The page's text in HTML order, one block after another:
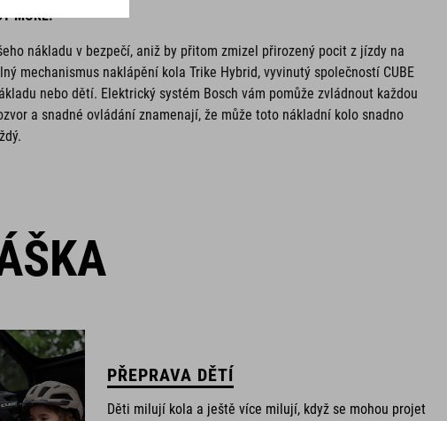
MORE.
nákladu v bezpečí, aniž by přitom zmizel přirozený pocit z jízdy na
mechanismus naklápění kola Trike Hybrid, vyvinutý společností CUBE
nebo dětí. Elektrický systém Bosch vám pomůže zvládnout každou
a snadné ovládání znamenají, že může toto nákladní kolo snadno
PŘEPRAVA DĚTÍ
Děti milují kola a ještě více milují, když se mohou projet